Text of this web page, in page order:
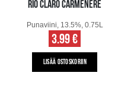
RIO CLARO CARMENERE
Punaviini, 13.5%, 0.75L
3.99 €
LISÄÄ OSTOSKORIIN